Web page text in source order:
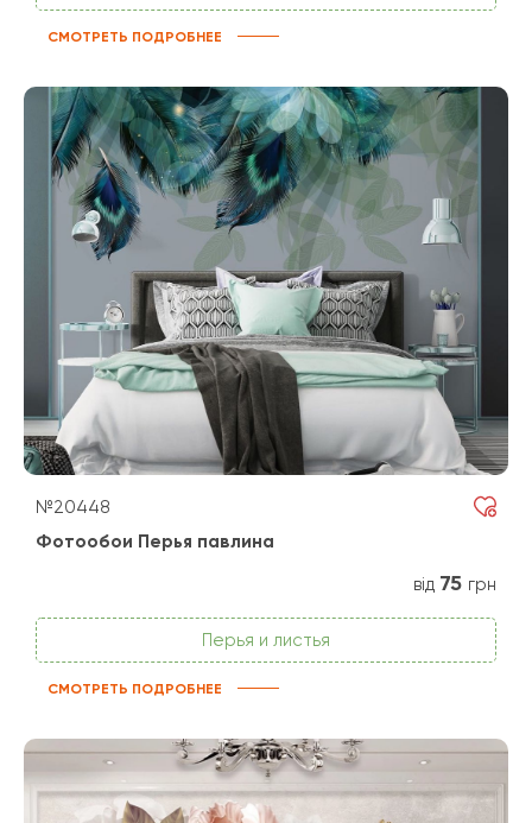
СМОТРЕТЬ ПОДРОБНЕЕ
№20448
Фотообои Перья павлина
від 75 грн
Перья и листья
СМОТРЕТЬ ПОДРОБНЕЕ